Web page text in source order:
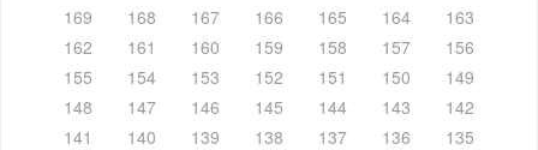
169
168 167 166 165 164
163
162
161 160 159 158 157
156
155
154 153 152 151 150
149
148
147 146 145 144 143
142
141
140 139 138 137 136
135